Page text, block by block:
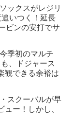
ックスがレジリ
いつく！延長
ビンの安打でサ
季初のマルチ
、ドジャース
観できる余裕は
スクーバルが早
ュー！しかし、